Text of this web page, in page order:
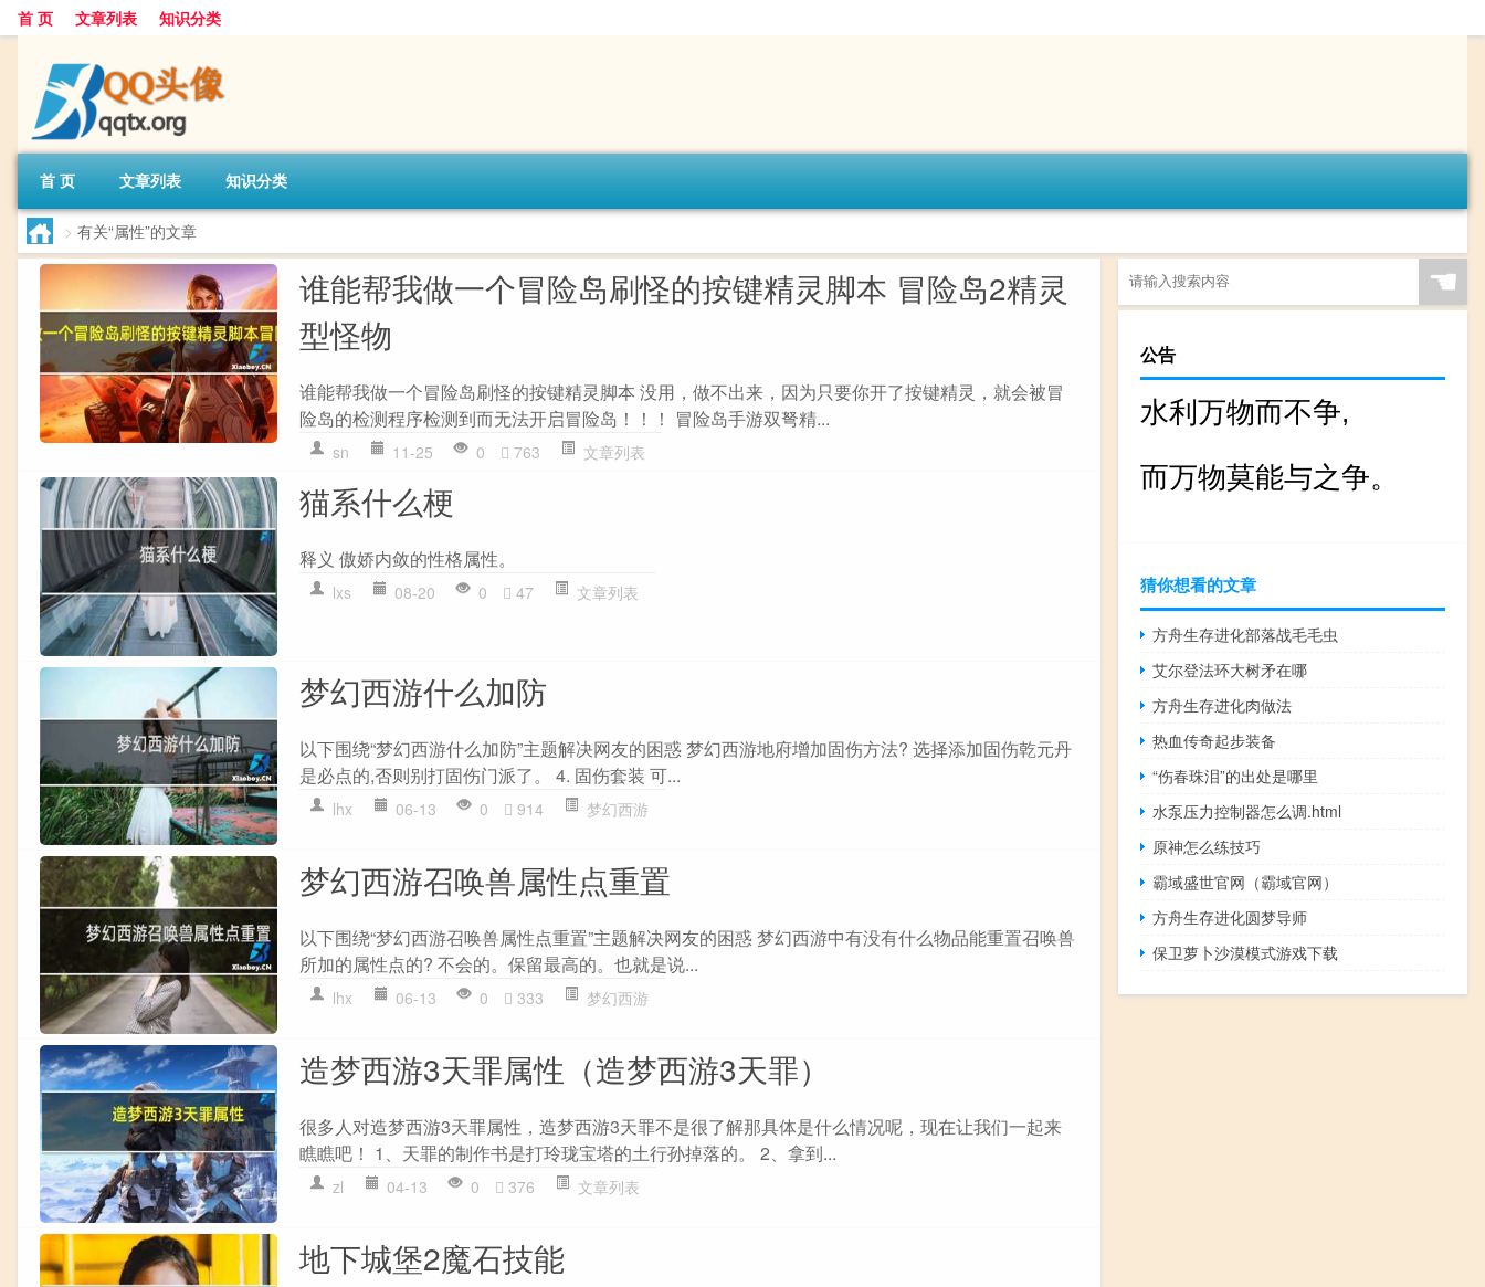
首 页 文章列表 知识分类
首 页 文章列表 知识分类
> 有关“属性”的文章
谁能帮我做一个冒险岛刷怪的按键精灵脚本 冒险岛2精灵
型怪物
谁能帮我做一个冒险岛刷怪的按键精灵脚本 没用，做不出来，因为只要你开了按键精灵，就会被冒
险岛的检测程序检测到而无法开启冒险岛！！！ 冒险岛手游双弩精...
sn 11-25 0 763 文章列表
猫系什么梗
释义 傲娇内敛的性格属性。
lxs 08-20 0 47 文章列表
梦幻西游什么加防
以下围绕“梦幻西游什么加防”主题解决网友的困惑 梦幻西游地府增加固伤方法? 选择添加固伤乾元丹
是必点的,否则别打固伤门派了。 4. 固伤套装 可...
lhx 06-13 0 914 梦幻西游
梦幻西游召唤兽属性点重置
以下围绕“梦幻西游召唤兽属性点重置”主题解决网友的困惑 梦幻西游中有没有什么物品能重置召唤兽
所加的属性点的? 不会的。保留最高的。也就是说...
lhx 06-13 0 333 梦幻西游
造梦西游3天罪属性（造梦西游3天罪）
很多人对造梦西游3天罪属性，造梦西游3天罪不是很了解那具体是什么情况呢，现在让我们一起来
瞧瞧吧！ 1、天罪的制作书是打玲珑宝塔的土行孙掉落的。 2、拿到...
zl 04-13 0 376 文章列表
地下城堡2魔石技能
☚
公告
水利万物而不争,
而万物莫能与之争。
猜你想看的文章
方舟生存进化部落战毛毛虫
艾尔登法环大树矛在哪
方舟生存进化肉做法
热血传奇起步装备
“伤春珠泪”的出处是哪里
水泵压力控制器怎么调.html
原神怎么练技巧
霸域盛世官网（霸域官网）
方舟生存进化圆梦导师
保卫萝卜沙漠模式游戏下载